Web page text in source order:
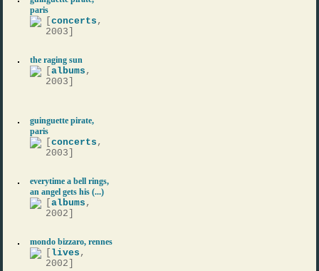
paris
[concerts ,
2003]
the raging sun
[albums ,
2003]
guinguette pirate,
paris
[concerts ,
2003]
everytime a bell rings,
an angel gets his (...)
[albums ,
2002]
mondo bizzaro, rennes
lives ,
2002]